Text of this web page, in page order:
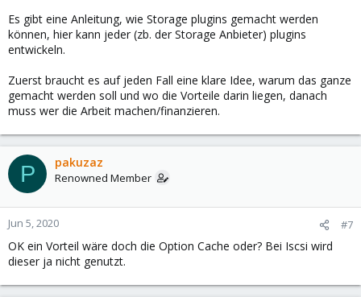
Es gibt eine Anleitung, wie Storage plugins gemacht werden
können, hier kann jeder (zb. der Storage Anbieter) plugins
entwickeln.
Zuerst braucht es auf jeden Fall eine klare Idee, warum das ganze
gemacht werden soll und wo die Vorteile darin liegen, danach
muss wer die Arbeit machen/finanzieren.
P pakuzaz
Renowned Member
Jun 5, 2020 #7
OK ein Vorteil wäre doch die Option Cache oder? Bei Iscsi wird
dieser ja nicht genutzt.